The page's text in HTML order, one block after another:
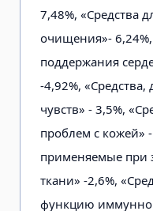
7,48%, «Средства
очищения»- 6,24%,
поддержания
-4,92%,
чувств» - 3,5%,
проблем с кожей»
применяемые при
ткани» -2,6%,
функцию